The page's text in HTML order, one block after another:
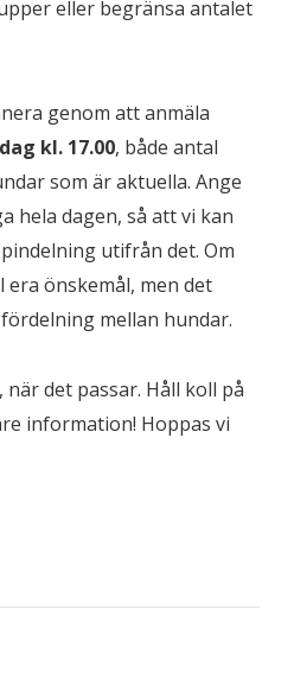
eller begränsa antalet
genom att anmäla
kl. 17.00, både antal
som är aktuella. Ange
hela dagen, så att vi kan
utifrån det. Om
önskemål, men det
mellan hundar.
det passar. Håll koll på
information! Hoppas vi